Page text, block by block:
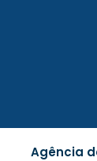
Agência